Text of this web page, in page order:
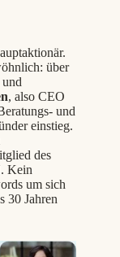
über
, also CEO
und
einstieg.
des
Kein
um sich
30 Jahren